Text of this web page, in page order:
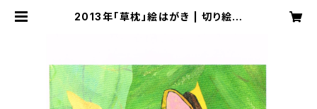
2013年「草枕」絵はがき | 切り絵屋